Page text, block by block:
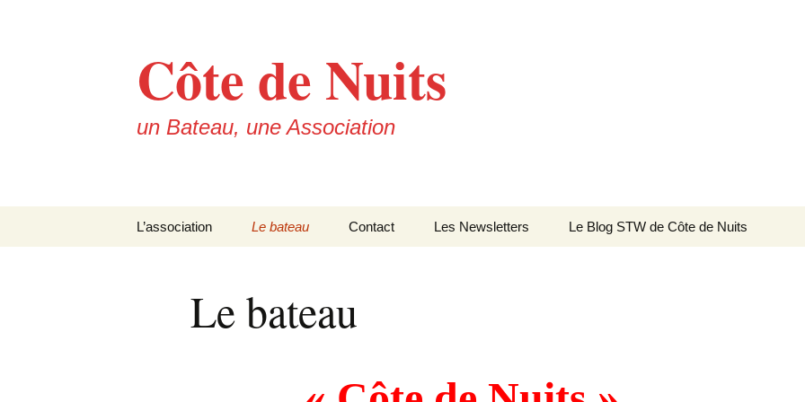
Côte de Nuits
un Bateau, une Association
L’association
L’école Communautaire
Fraternité de La Hatte
Le bateau
La découverte de
\ »Côte de Nuits\ »
Contact Les Newsletters Le Blog STW de Côte de Nuits
Le bateau